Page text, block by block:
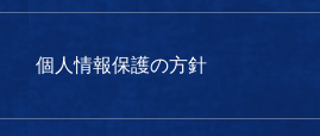
個人情報保護の方針